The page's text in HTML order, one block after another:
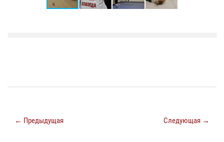
← Предыдущая Следующая →